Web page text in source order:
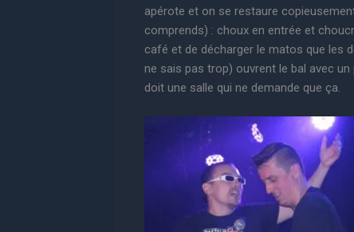
apérote et on se restaure
comprends) : choux en entrée et
café et de décharger le matos que les
ne sais pas trop) ouvrent le bal avec
doit une salle qui ne demande que ça.